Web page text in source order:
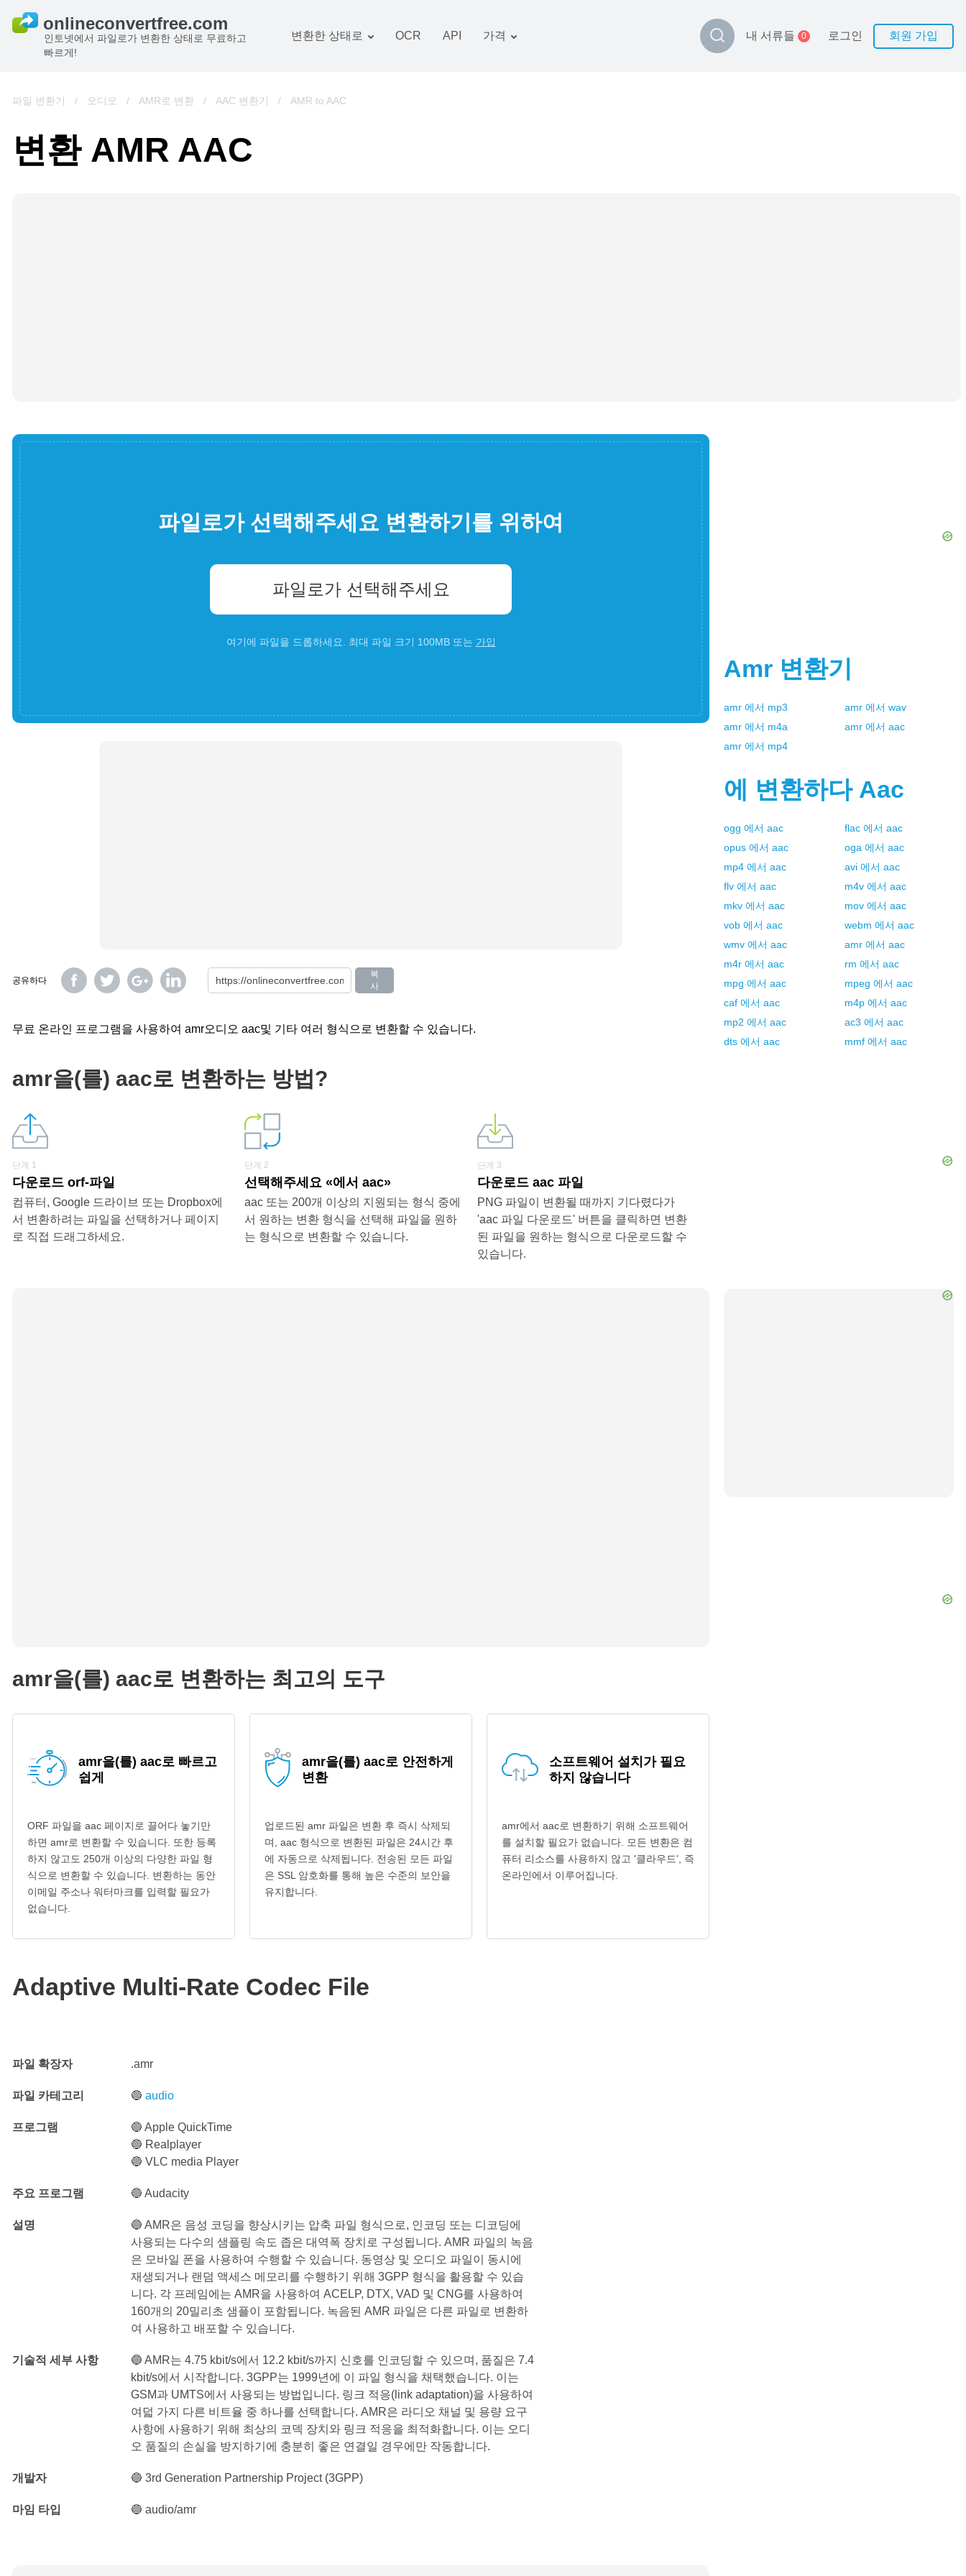
인토넷에서 파일로가 변환한 상태로 무료하고
빠르게!
변환한 상태로
그림 변환기
OCR API 가격 내 서류들 0 로그인 회원 가입
파일 변환기 / 오디오 / AMR로 변환 / AAC 변환기 / AMR to AAC
변환 AMR AAC
파일로가 선택해주세요 변환하기를 위하여
파일로가 선택해주세요
여기에 파일을 드롭하세요. 최대 파일 크기 100MB 또는 가입
공유하다
복
사
무료 온라인 프로그램을 사용하여 amr오디오 aac및 기타 여러 형식으로 변환할 수 있습니다.
amr을(를) aac로 변환하는 방법?
단계 1
다운로드 orf-파일
컴퓨터, Google 드라이브 또는 Dropbox에
서 변환하려는 파일을 선택하거나 페이지
로 직접 드래그하세요.
단계 2
선택해주세요 «에서 aac»
aac 또는 200개 이상의 지원되는 형식 중에
서 원하는 변환 형식을 선택해 파일을 원하
는 형식으로 변환할 수 있습니다.
단계 3
다운로드 aac 파일
PNG 파일이 변환될 때까지 기다렸다가
'aac 파일 다운로드' 버튼을 클릭하면 변환
된 파일을 원하는 형식으로 다운로드할 수
있습니다.
amr을(를) aac로 변환하는 최고의 도구
amr을(를) aac로 빠르고
쉽게
ORF 파일을 aac 페이지로 끌어다 놓기만
하면 amr로 변환할 수 있습니다. 또한 등록
하지 않고도 250개 이상의 다양한 파일 형
식으로 변환할 수 있습니다. 변환하는 동안
이메일 주소나 워터마크를 입력할 필요가
없습니다.
amr을(를) aac로 안전하게
변환
업로드된 amr 파일은 변환 후 즉시 삭제되
며, aac 형식으로 변환된 파일은 24시간 후
에 자동으로 삭제됩니다. 전송된 모든 파일
은 SSL 암호화를 통해 높은 수준의 보안을
유지합니다.
소프트웨어 설치가 필요
하지 않습니다
amr에서 aac로 변환하기 위해 소프트웨어
를 설치할 필요가 없습니다. 모든 변환은 컴
퓨터 리소스를 사용하지 않고 '클라우드', 즉
온라인에서 이루어집니다.
Adaptive Multi-Rate Codec File
파일 확장자 .amr
파일 카테고리 🔵audio
프로그램
🔵 Apple QuickTime
🔵 Realplayer
🔵 VLC media Player
주요 프로그램 🔵 Audacity
설명
🔵 AMR은 음성 코딩을 향상시키는 압축 파일 형식으로, 인코딩 또는 디코딩에
사용되는 다수의 샘플링 속도 좁은 대역폭 장치로 구성됩니다. AMR 파일의 녹음
은 모바일 폰을 사용하여 수행할 수 있습니다. 동영상 및 오디오 파일이 동시에
재생되거나 랜덤 액세스 메모리를 수행하기 위해 3GPP 형식을 활용할 수 있습
니다. 각 프레임에는 AMR을 사용하여 ACELP, DTX, VAD 및 CNG를 사용하여
160개의 20밀리초 샘플이 포함됩니다. 녹음된 AMR 파일은 다른 파일로 변환하
여 사용하고 배포할 수 있습니다.
기술적 세부 사항
🔵 AMR는 4.75 kbit/s에서 12.2 kbit/s까지 신호를 인코딩할 수 있으며, 품질은 7.4
kbit/s에서 시작합니다. 3GPP는 1999년에 이 파일 형식을 채택했습니다. 이는
GSM과 UMTS에서 사용되는 방법입니다. 링크 적응(link adaptation)을 사용하여
여덟 가지 다른 비트율 중 하나를 선택합니다. AMR은 라디오 채널 및 용량 요구
사항에 사용하기 위해 최상의 코덱 장치와 링크 적응을 최적화합니다. 이는 오디
오 품질의 손실을 방지하기에 충분히 좋은 연결일 경우에만 작동합니다.
개발자 🔵 3rd Generation Partnership Project (3GPP)
마임 타입 🔵 audio/amr
Amr 변환기
amr 에서 mp3 amr 에서 wav
amr 에서 m4a amr 에서 aac
amr 에서 mp4
에 변환하다 Aac
ogg 에서 aac flac 에서 aac
opus 에서 aac oga 에서 aac
mp4 에서 aac avi 에서 aac
flv 에서 aac m4v 에서 aac
mkv 에서 aac mov 에서 aac
vob 에서 aac webm 에서 aac
wmv 에서 aac amr 에서 aac
m4r 에서 aac rm 에서 aac
mpg 에서 aac mpeg 에서 aac
caf 에서 aac m4p 에서 aac
mp2 에서 aac ac3 에서 aac
dts 에서 aac mmf 에서 aac